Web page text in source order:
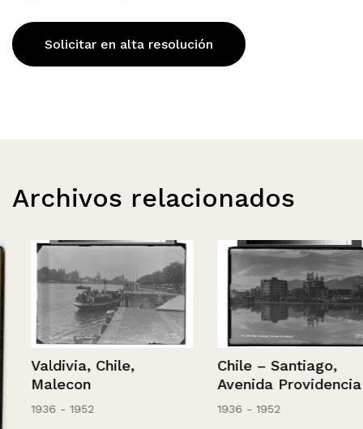
Solicitar en alta resolución
Archivos relacionados
Valdivia, Chile,
Malecon
1936 - 1952
Chile – Santiago,
Avenida Providencia
1936 - 1952